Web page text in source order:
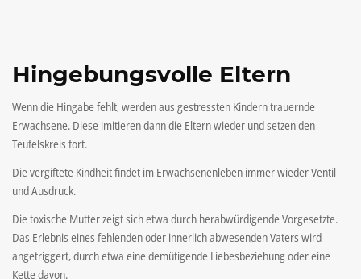
Hingebungsvolle Eltern
Wenn die Hingabe fehlt, werden aus gestressten Kindern trauernde
Erwachsene. Diese imitieren dann die Eltern wieder und setzen den
Teufelskreis fort.
Die vergiftete Kindheit findet im Erwachsenenleben immer wieder Ventil
und Ausdruck.
Die toxische Mutter zeigt sich etwa durch herabwürdigende Vorgesetzte.
Das Erlebnis eines fehlenden oder innerlich abwesenden Vaters wird
angetriggert, durch etwa eine demütigende Liebesbeziehung oder eine
Kette davon.